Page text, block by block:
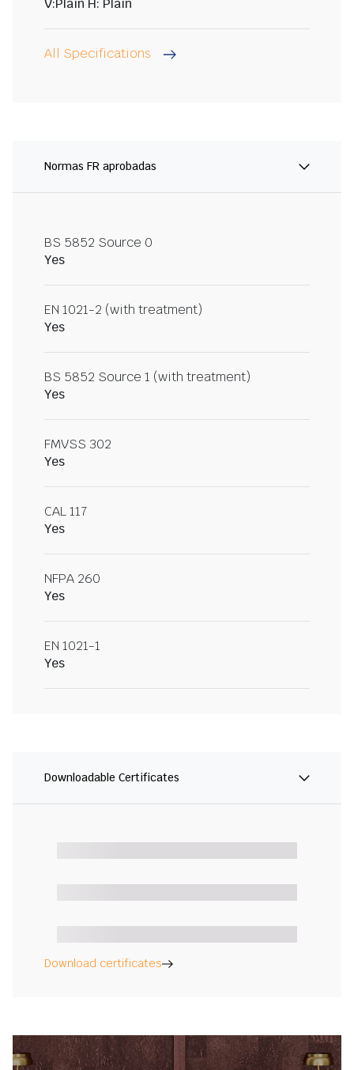
V:Plain H: Plain
All Specifications
Normas FR aprobadas
BS 5852 Source 0
Yes
EN 1021-2 (with treatment)
Yes
BS 5852 Source 1 (with treatment)
Yes
FMVSS 302
Yes
CAL 117
Yes
NFPA 260
Yes
EN 1021-1
Yes
Downloadable Certificates
Download certificates